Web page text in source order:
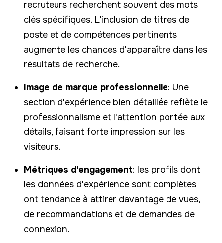
recruteurs recherchent souvent des mots
clés spécifiques. L'inclusion de titres de
poste et de compétences pertinents
augmente les chances d'apparaître dans les
résultats de recherche.
Image de marque professionnelle: Une
section d'expérience bien détaillée reflète le
professionnalisme et l'attention portée aux
détails, faisant forte impression sur les
visiteurs.
Métriques d'engagement: les profils dont
les données d'expérience sont complètes
ont tendance à attirer davantage de vues,
de recommandations et de demandes de
connexion.